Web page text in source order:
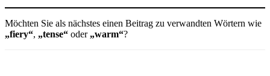
Möchten Sie als nächstes einen Beitrag zu verwandten Wörtern wie
„fiery“, „tense“ oder „warm“?